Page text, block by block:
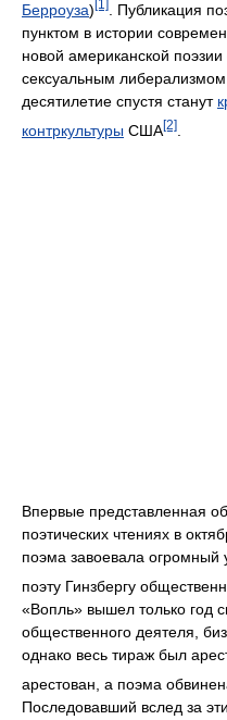
Берроуза)[1]
. Публикация
пунктом в истории
новой американской поэзии
сексуальным
десятилетие спустя станут
контркультуры США[2]
Впервые представленная
поэтических чтениях в
поэма завоевала
поэту Гинзбергу
«Вопль» вышел только год
общественного деятеля,
однако весь тираж был
арестован, а поэма
Последовавший вслед за